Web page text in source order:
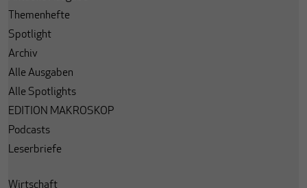
Themenhefte
Spotlight
Archiv
Alle Ausgaben
Alle Spotlights
EDITION MAKROSKOP
Podcasts
Leserbriefe
Wirtschaft